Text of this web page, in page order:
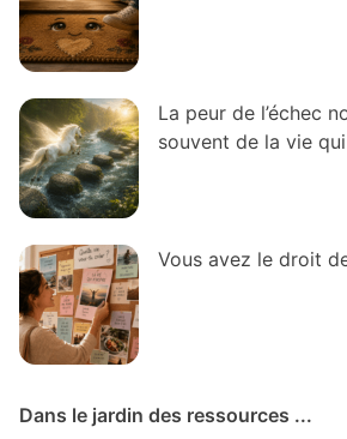
La peur de l’échec
souvent de la vie
Vous avez le droit
Dans le jardin des ressources ...